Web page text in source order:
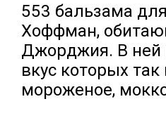
553 бальзама
Хоффман,
Джорджия. В ней
вкус которых
мороженое,